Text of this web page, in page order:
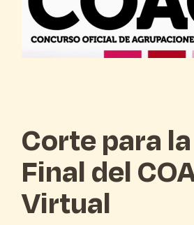
Corte para
Final del
Virtual